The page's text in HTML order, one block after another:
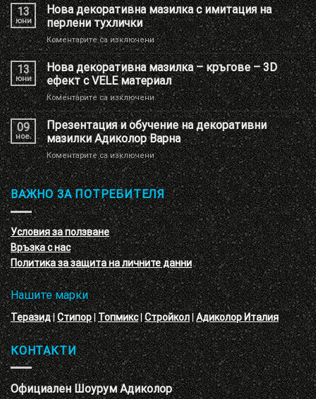
брандиране
на
Шоу
РУМ
Адиколор
13
юни
Нова декоративна мазилка с имитация на
перлени тухлички
Коментарите са изключениза
Нова
декоративна
мазилка
с
имитация
на
перлени
тухлички
13
юни
Нова декоративна мазилка – кръгове – 3D
ефект с VELE материал
Коментарите са изключениза
Нова
декоративна
мазилка
–
кръгове
–
3D
ефект
с
VELE
материал
09
ное.
Презентация и обучение на декоративни
мазилки Адиколор Варна
Коментарите са изключениза
Презентация
и
обучение
на
декоративни
мазилки
Адиколор
Варна
ВАЖНО ЗА ПОТРЕБИТЕЛЯ
Условия за ползване
Връзка с нас
Политика за защита на личните данни
Нашите марки
Теразид|Стипор|Топмикс|Стройкол|Адиколор Италия
КОНТАКТИ
Официален Шоурум Адиколор